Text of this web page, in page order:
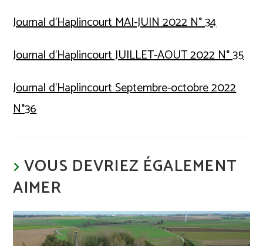
Journal d’Haplincourt MAI-JUIN 2022 N° 34
Journal d’Haplincourt JUILLET-AOUT 2022 N° 35
Journal d’Haplincourt Septembre-octobre 2022
N°36
VOUS DEVRIEZ ÉGALEMENT
AIMER